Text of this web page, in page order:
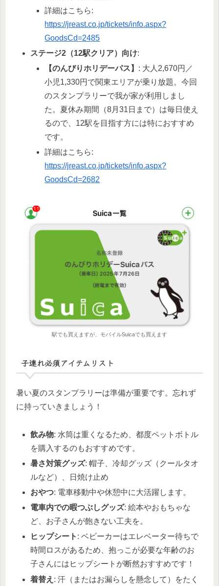
詳細はこちら:
https://jreast.co.jp/tickets/info.aspx?
GoodsCd=2485
ステージ2（12駅クリア）向け:
【のんびりホリデーパス】 : 大人2,670円／
小児1,330円で関東エリアが乗り放題。今回
のスタンプラリーで我が家が利用しまし
た。夏休み期間（8月31日まで）は毎日使え
るので、12駅を目指す方には特におすすめ
です。
詳細はこちら:
https://jreast.co.jp/tickets/info.aspx?
GoodsCd=2682
駅でも買えますが、モバイルSuicaでも買えます
子連れ必須アイテムリスト
暑い夏のスタンプラリーは準備が重要です。忘れず
に持っていきましょう！
飲み物: 水筒は重くなるため、都度ペットボトル
を購入するのもおすすめです。
暑さ対策グッズ: 帽子、冷却グッズ（クールタオ
ルなど）、日焼け止め
おやつ: 電車移動中や休憩中に大活躍します。
電車内での暇つぶしグッズ: 絵本やおもちゃな
ど、お子さんが飽きない工夫を。
ヒップシート : ベビーカーはエレベーター待ちで
時間ロスがあるため、抱っこが必要な年齢のお
子さんにはヒップシートが断然おすすめです！
着替え : 汗（またはお漏らしを懸念して）をたく